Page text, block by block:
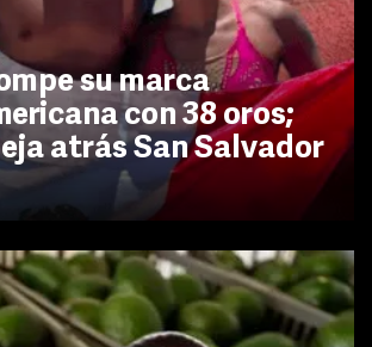
su marca
con 38 oros;
atrás San Salvador